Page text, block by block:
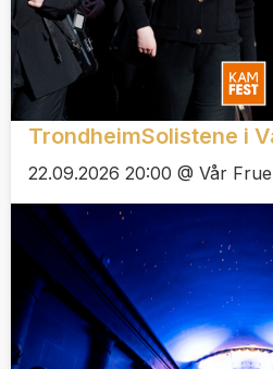
TrondheimSolistene i
22.09.2026 20:00 @ Vår